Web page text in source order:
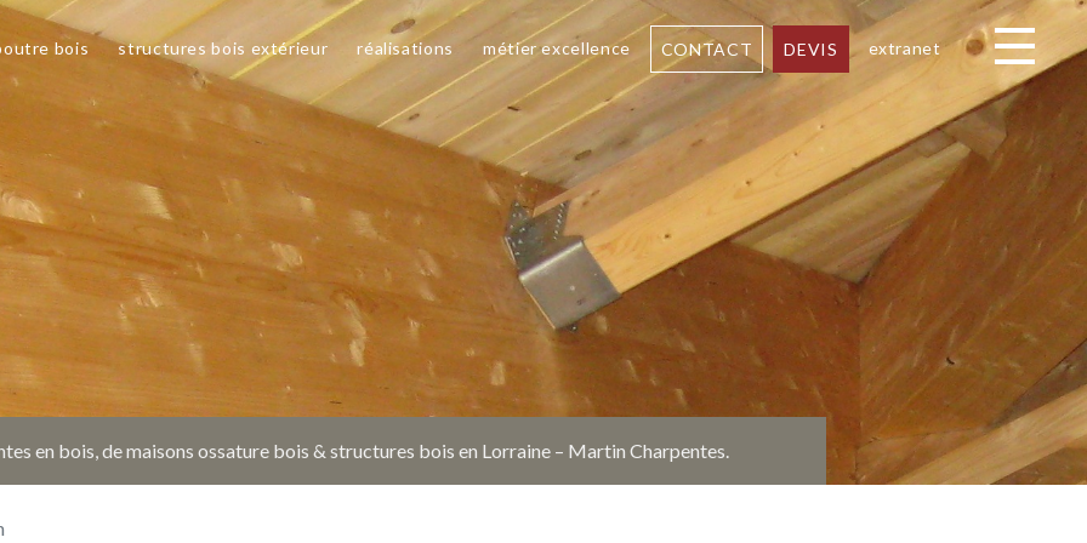
bois structures bois extérieur réalisations métier excellence CONTACT DEVIS extranet Toggle
en bois, de maisons ossature bois & structures bois en Lorraine – Martin Charpentes.